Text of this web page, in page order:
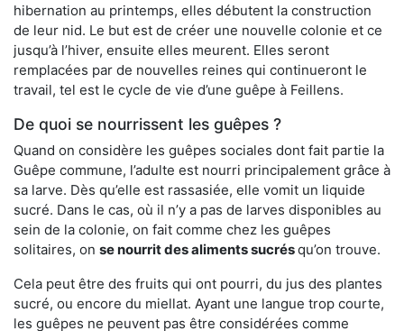
hibernation au printemps, elles débutent la construction
de leur nid. Le but est de créer une nouvelle colonie et ce
jusqu’à l’hiver, ensuite elles meurent. Elles seront
remplacées par de nouvelles reines qui continueront le
travail, tel est le cycle de vie d’une guêpe à Feillens.
De quoi se nourrissent les guêpes ?
Quand on considère les guêpes sociales dont fait partie la
Guêpe commune, l’adulte est nourri principalement grâce à
sa larve. Dès qu’elle est rassasiée, elle vomit un liquide
sucré. Dans le cas, où il n’y a pas de larves disponibles au
sein de la colonie, on fait comme chez les guêpes
solitaires, on se nourrit des aliments sucrésqu’on trouve.
Cela peut être des fruits qui ont pourri, du jus des plantes
sucré, ou encore du miellat. Ayant une langue trop courte,
les guêpes ne peuvent pas être considérées comme